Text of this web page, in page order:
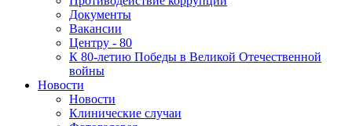
Документы
Вакансии
Центру - 80
К 80-летию Победы в Великой Отечественной
войны
Новости
Новости
Клинические случаи